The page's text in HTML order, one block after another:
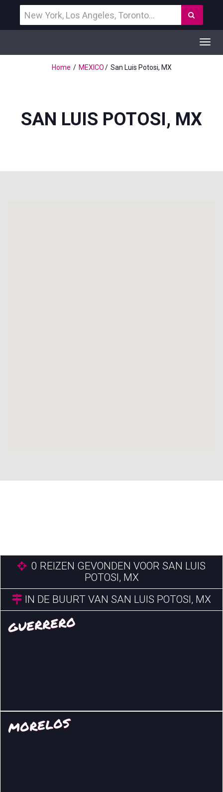
een
bestemming
Home
MEXICO San Luis Potosi, MX
SAN LUIS POTOSI, MX
0 REIZEN GEVONDEN VOOR SAN LUIS
POTOSI, MX
IN DE BUURT VAN SAN LUIS POTOSI, MX
GUERRERO
MORELOS